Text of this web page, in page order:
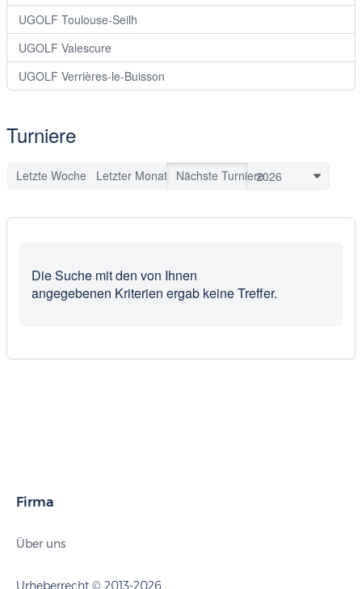
UGOLF Toulouse-Seilh
UGOLF Valescure
UGOLF Verrières-le-Buisson
Turniere
Letzte Woche Letzter Monat Nächste Turniere
Die Suche mit den von Ihnen
angegebenen Kriterien ergab keine Treffer.
Firma
Über uns
Urheberrecht © 2013-2026